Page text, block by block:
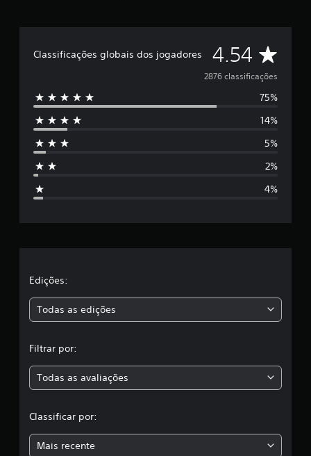
Classificações globais dos jogadores 4.54 D
e
5
e
a
c
a
2876 classificações
75%
14%
5%
2%
4%
Edições:
Todas as edições
Filtrar por:
Todas as avaliações
Classificar por:
Mais recente